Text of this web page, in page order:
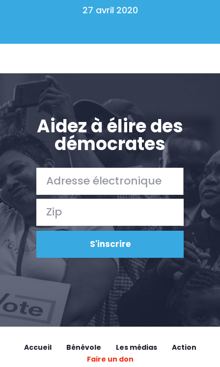
27 avril 2020
Aidez à élire des
démocrates
Accueil Bénévole Les médias
Action
Faire un don